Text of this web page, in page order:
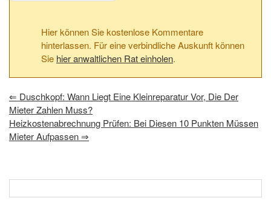
Hier können Sie kostenlose Kommentare
hinterlassen. Für eine verbindliche Auskunft können
Sie hier anwaltlichen Rat einholen.
⇐ Duschkopf: Wann Liegt Eine Kleinreparatur Vor, Die Der
Mieter Zahlen Muss?
Heizkostenabrechnung Prüfen: Bei Diesen 10 Punkten Müssen
Mieter Aufpassen⇒